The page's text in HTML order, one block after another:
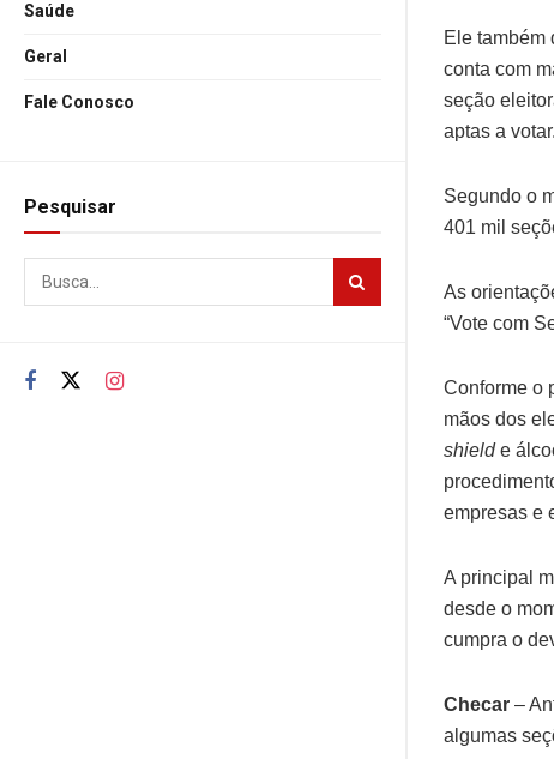
Saúde
Geral
Fale Conosco
Pesquisar
Ele também
conta com
seção
aptas a votar.
Segundo o
401 mil
As
“Vote com
Conforme o
mãos dos
shielde
empresas e
A principal
desde o
cumpra o
Checar –
algumas